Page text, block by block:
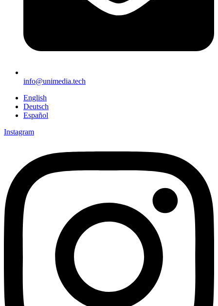
info@unimedia.tech
English
Deutsch
Español
Instagram